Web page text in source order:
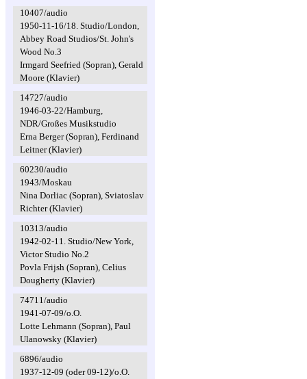
10407/audio
1950-11-16/18. Studio/London,
Abbey Road Studios/St. John's
Wood No.3
Irmgard Seefried (Sopran), Gerald
Moore (Klavier)
14727/audio
1946-03-22/Hamburg,
NDR/Großes Musikstudio
Erna Berger (Sopran), Ferdinand
Leitner (Klavier)
60230/audio
1943/Moskau
Nina Dorliac (Sopran), Sviatoslav
Richter (Klavier)
10313/audio
1942-02-11. Studio/New York,
Victor Studio No.2
Povla Frijsh (Sopran), Celius
Dougherty (Klavier)
74711/audio
1941-07-09/o.O.
Lotte Lehmann (Sopran), Paul
Ulanowsky (Klavier)
6896/audio
1937-12-09 (oder 09-12)/o.O.